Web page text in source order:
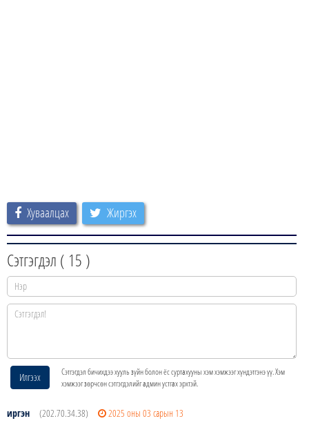
Хуваалцах Жиргэх
Сэтгэгдэл ( 15 )
Илгээх
Сэтгэгдэл бичихдээ хууль зүйн болон ёс суртахууны хэм хэмжээг хүндэтгэнэ үү. Хэм
хэмжээг зөрчсөн сэтгэгдэлийг админ устгах эрхтэй.
иргэн (202.70.34.38)
2025 оны 03 сарын 13